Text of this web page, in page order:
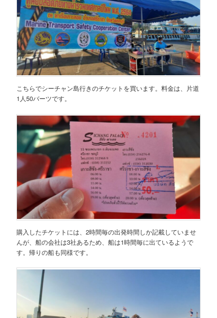
こちらでシーチャン島行きのチケットを買います。料金は、片道
1人50バーツです。
購入したチケットには、2時間毎の出発時間しか記載していませ
んが、船の会社は3社あるため、船は1時間毎に出ているようで
す。帰りの船も同様です。